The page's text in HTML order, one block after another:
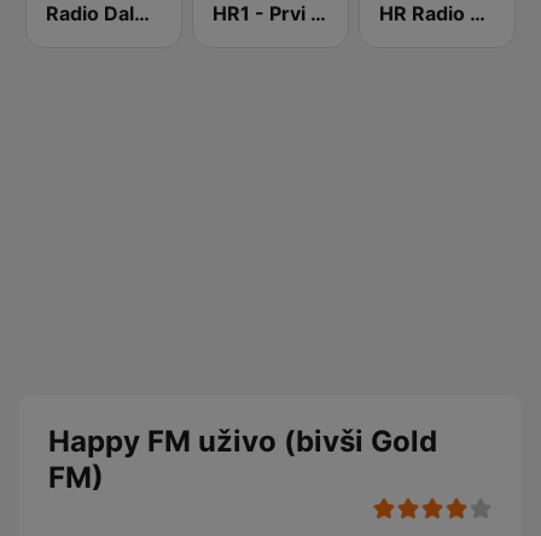
Radio Dalmacija HR1 - Prvi program HR Radio Sljeme
Happy FM uživo (bivši Gold
FM)